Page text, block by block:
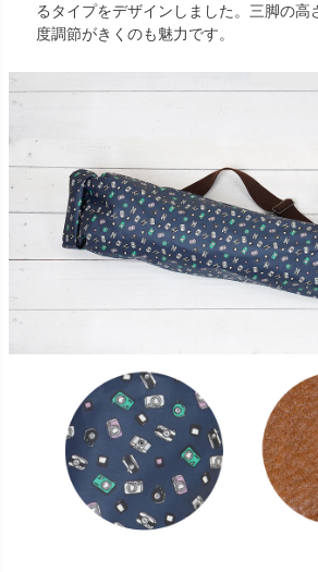
るタイプをデザインしました。三脚の高
度調節がきくのも魅力です。